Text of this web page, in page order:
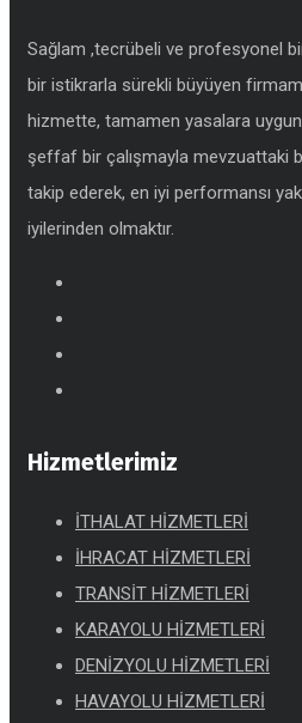
Sağlam ,tecrübeli ve profesyonel bir
bir istikrarla sürekli büyüyen
hizmette, tamamen yasalara
şeffaf bir çalışmayla mevzuattaki
takip ederek, en iyi performansı
iyilerinden olmaktır.
Hizmetlerimiz
İTHALAT HİZMETLERİ
İHRACAT HİZMETLERİ
TRANSİT HİZMETLERİ
KARAYOLU HİZMETLERİ
DENİZYOLU HİZMETLERİ
HAVAYOLU HİZMETLERİ